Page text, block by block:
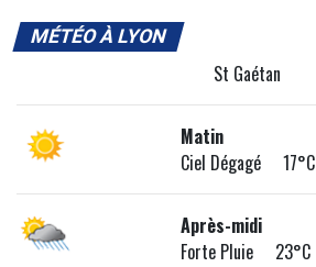
MÉTÉO À LYON
St Gaétan
Matin
Ciel Dégagé 17°C
Après-midi
Forte Pluie 23°C